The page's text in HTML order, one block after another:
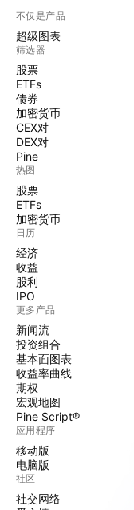
不仅是产品
超级图表
筛选器
股票
ETFs
债券
加密货币
CEX对
DEX对
Pine
热图
股票
ETFs
加密货币
日历
经济
收益
股利
IPO
更多产品
新闻流
投资组合
基本面图表
收益率曲线
期权
宏观地图
Pine Script®
应用程序
移动版
电脑版
社区
社交网络